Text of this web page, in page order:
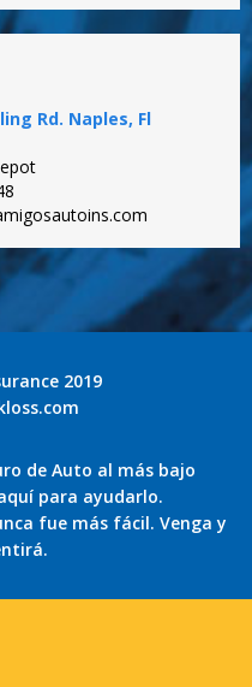
Rd. Naples, Fl
2019
de Auto al más bajo
para ayudarlo.
fue más fácil. Venga y